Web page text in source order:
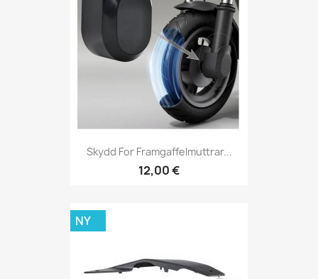
Skydd For Framgaffelmuttrar...
12,00 €
NY